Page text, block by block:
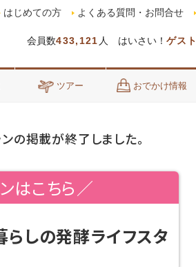
会員数433,121 人 はいさい！ ゲスト
はじめての方 よくある質問・お問合せ
ツアー おでかけ情報
の掲載が終了しました。
はこちら／
らしの発酵ライフスタ